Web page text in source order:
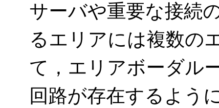
サーバや重要な接続
るエリアには複数の
て，エリアボーダル
回路が存在するよう